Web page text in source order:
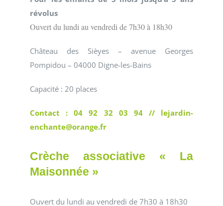
révolus
Ouvert du lundi au vendredi de 7h30 à 18h30
Château des Sièyes – avenue Georges
Pompidou – 04000 Digne-les-Bains
Capacité : 20 places
Contact : 04 92 32 03 94 // lejardin-
enchante@orange.fr
Crèche associative « La
Maisonnée »
Ouvert du lundi au vendredi de 7h30 à 18h30